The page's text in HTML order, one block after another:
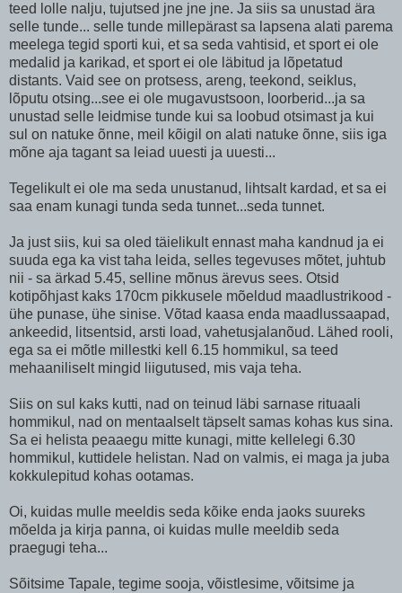
teed lolle nalju, tujutsed jne jne jne. Ja siis sa unustad ära
selle tunde... selle tunde millepärast sa lapsena alati parema
meelega tegid sporti kui, et sa seda vahtisid, et sport ei ole
medalid ja karikad, et sport ei ole läbitud ja lõpetatud
distants. Vaid see on protsess, areng, teekond, seiklus,
lõputu otsing...see ei ole mugavustsoon, loorberid...ja sa
unustad selle leidmise tunde kui sa loobud otsimast ja kui
sul on natuke õnne, meil kõigil on alati natuke õnne, siis iga
mõne aja tagant sa leiad uuesti ja uuesti...
Tegelikult ei ole ma seda unustanud, lihtsalt kardad, et sa ei
saa enam kunagi tunda seda tunnet...seda tunnet.
Ja just siis, kui sa oled täielikult ennast maha kandnud ja ei
suuda ega ka vist taha leida, selles tegevuses mõtet, juhtub
nii - sa ärkad 5.45, selline mõnus ärevus sees. Otsid
kotipõhjast kaks 170cm pikkusele mõeldud maadlustrikood -
ühe punase, ühe sinise. Võtad kaasa enda maadlussaapad,
ankeedid, litsentsid, arsti load, vahetusjalanõud. Lähed rooli,
ega sa ei mõtle millestki kell 6.15 hommikul, sa teed
mehaaniliselt mingid liigutused, mis vaja teha.
Siis on sul kaks kutti, nad on teinud läbi sarnase rituaali
hommikul, nad on mentaalselt täpselt samas kohas kus sina.
Sa ei helista peaaegu mitte kunagi, mitte kellelegi 6.30
hommikul, kuttidele helistan. Nad on valmis, ei maga ja juba
kokkulepitud kohas ootamas.
Oi, kuidas mulle meeldis seda kõike enda jaoks suureks
mõelda ja kirja panna, oi kuidas mulle meeldib seda
praegugi teha...
Sõitsime Tapale, tegime sooja, võistlesime, võitsime ja